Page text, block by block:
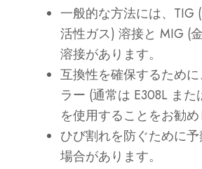
一般的な方法には、TIG
活性ガス) 溶接と MIG (
溶接があります。
互換性を確保するため
ラー (通常は E308L ま
を使用することをお勧め
ひび割れを防ぐために
場合があります。